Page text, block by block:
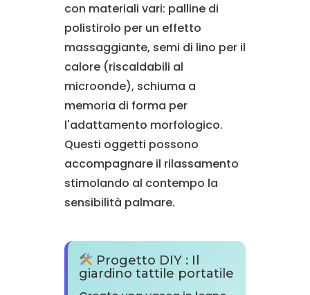
con materiali vari: palline di
polistirolo per un effetto
massaggiante, semi di lino per il
calore (riscaldabili al
microonde), schiuma a
memoria di forma per
l'adattamento morfologico.
Questi oggetti possono
accompagnare il rilassamento
stimolando al contempo la
sensibilità palmare.
Progetto DIY : Il
giardino tattile portatile